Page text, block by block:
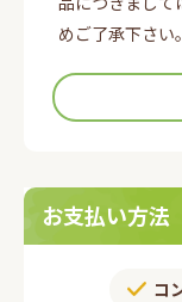
めご了承下さい。
お支払い方法
コ